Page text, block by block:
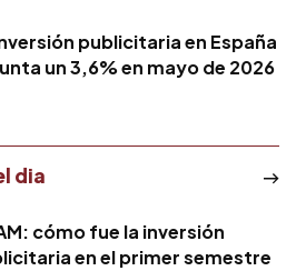
publicitaria en España
un 3,6% en mayo de 2026
dia
cómo fue la inversión
en el primer semestre